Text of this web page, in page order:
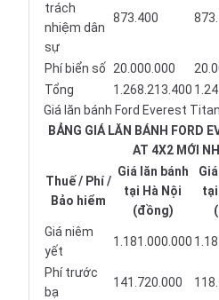
trách
nhiệm dân
sự
873.400
Phí biển số 20.000.000
Tổng
1.268.213.400
Giá lăn bánh Ford Everest
BẢNG GIÁ LĂN BÁNH FORD
AT 4X2 MỚI
Thuế / Phí /
Bảo hiểm
Giá lăn bánh
tại Hà Nội
(đồng)
tại
Giá niêm
yết
1.181.000.000
Phí trước
bạ
141.720.000